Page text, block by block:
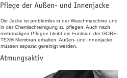
Die Jacke ist problemlos in der Waschmaschine und
in der Chemischreinigung zu pflegen. Auch nach
mehrmaligen Pflegen bleibt die Funktion der GORE-
TEX® Membran erhalten. Außen- und Innenjacke
müssen separat gereinigt werden.